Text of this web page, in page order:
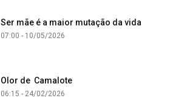
Ser mãe é a maior mutação da vida
07:00 - 10/05/2026
Olor de Camalote
06:15 - 24/02/2026